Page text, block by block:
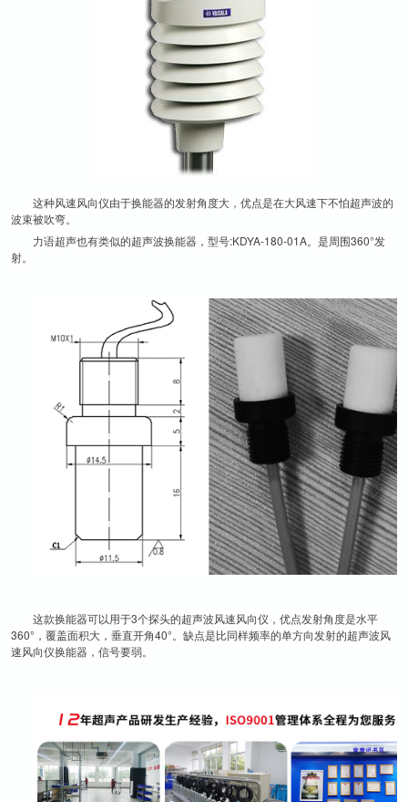
这种风速风向仪由于换能器的发射角度大，优点是在大风速下不怕超声波的
波束被吹弯。
力语超声也有类似的超声波换能器，型号:KDYA-180-01A。是周围360°发
射。
这款换能器可以用于3个探头的超声波风速风向仪，优点发射角度是水平
360°，覆盖面积大，垂直开角40°。缺点是比同样频率的单方向发射的超声波风
速风向仪换能器，信号要弱。